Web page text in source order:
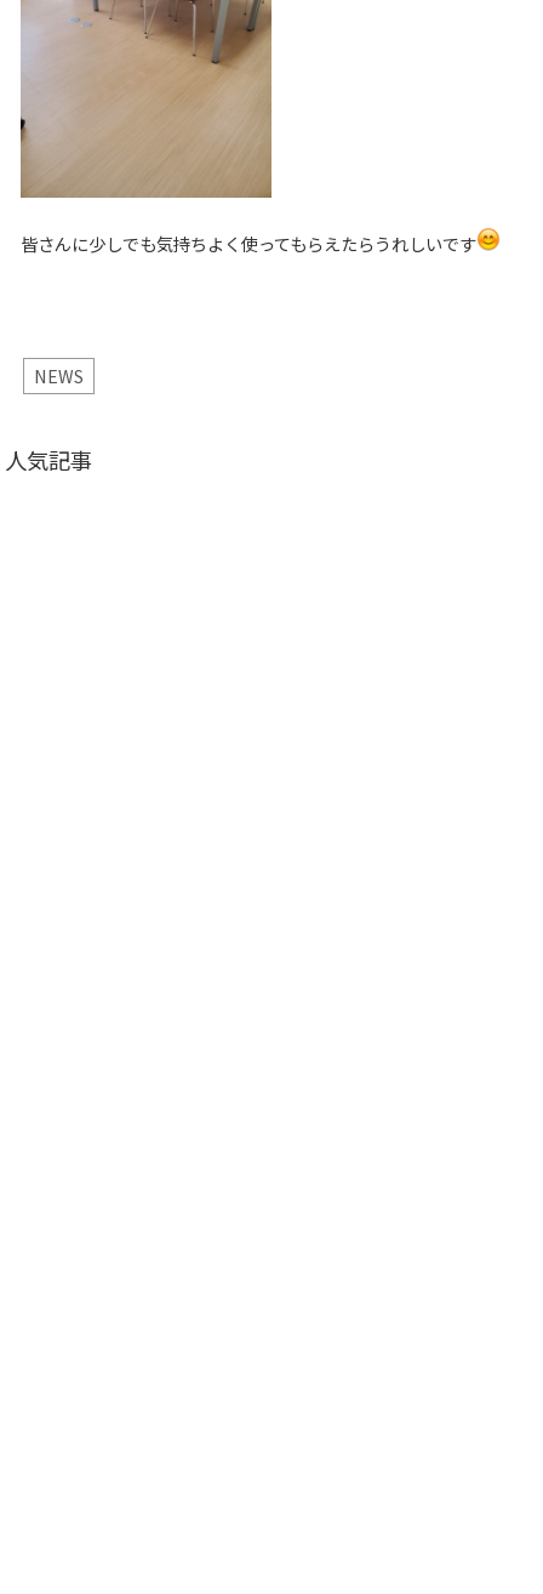
皆さんに少しでも気持ちよく使ってもらえたらうれしいです
NEWS
人気記事